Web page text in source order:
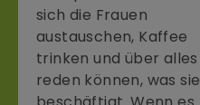
sich die Frauen
austauschen, Kaffee
trinken und über alles
reden können, was sie